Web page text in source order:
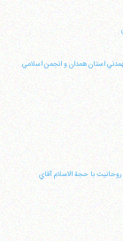
استان همدان و انجمن اسلامي
با حجة الاسلام آقاي